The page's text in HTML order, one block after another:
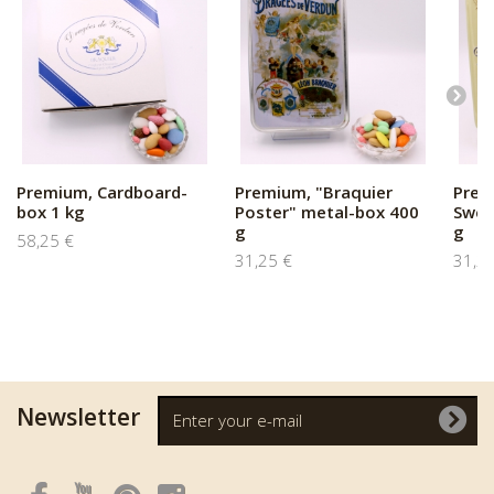
Premium, Cardboard-
box 1 kg
58,25 €
Premium, "Braquier
Poster" metal-box 400
g
31,25 €
g
Newsletter